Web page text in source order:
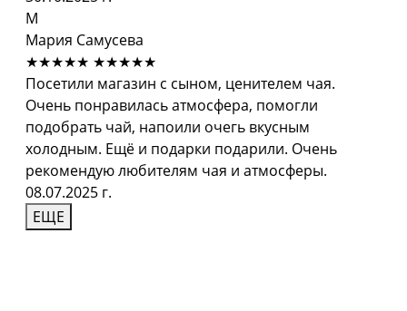
М
Мария Самусева
★★★★★ ★★★★★
Посетили магазин с сыном, ценителем чая.
Очень понравилась атмосфера, помогли
подобрать чай, напоили очегь вкусным
холодным. Ещё и подарки подарили. Очень
рекомендую любителям чая и атмосферы.
08.07.2025 г.
ЕЩЕ